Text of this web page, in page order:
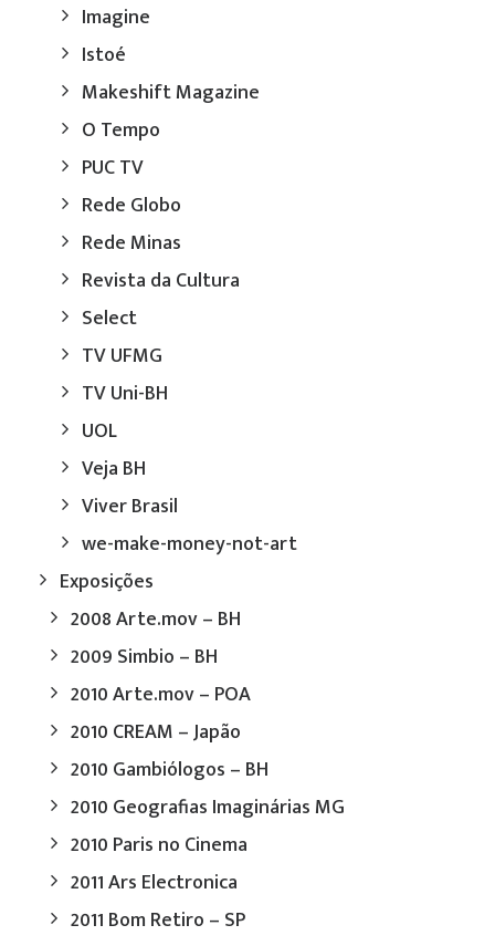
Imagine
Istoé
Makeshift Magazine
O Tempo
PUC TV
Rede Globo
Rede Minas
Revista da Cultura
Select
TV UFMG
TV Uni-BH
UOL
Veja BH
Viver Brasil
we-make-money-not-art
Exposições
2008 Arte.mov – BH
2009 Simbio – BH
2010 Arte.mov – POA
2010 CREAM – Japão
2010 Gambiólogos – BH
2010 Geografias Imaginárias MG
2010 Paris no Cinema
2011 Ars Electronica
2011 Bom Retiro – SP